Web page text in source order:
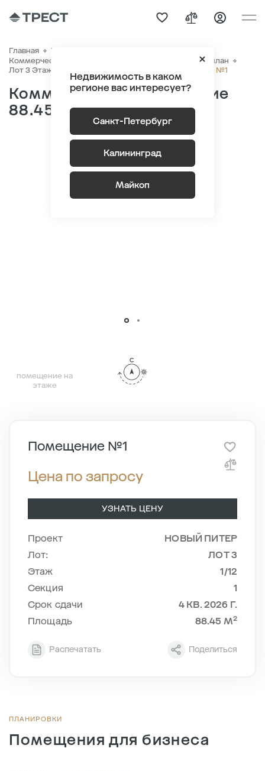
Недвижимость в каком
регионе вас интересует?
Санкт-Петербург
Калининград
Майкоп
Главная
Коммерческая недвижимость
Коммерческие помещения
Генплан
Лот 3 Этаж 1
Новый Питер Помещение №1
Коммерческое помещение
88.45 м2
помещение на
этаже
Помещение №1
Цена по запросу
УЗНАТЬ ЦЕНУ
Проект
НОВЫЙ ПИТЕР
Лот:
ЛОТ 3
Этаж
1/12
Cекция
1
Срок сдачи
4 КВ. 2026 Г.
Площадь
88.45 М2
Распечатать Поделиться
ПЛАНИРОВКИ
Помещения для бизнеса